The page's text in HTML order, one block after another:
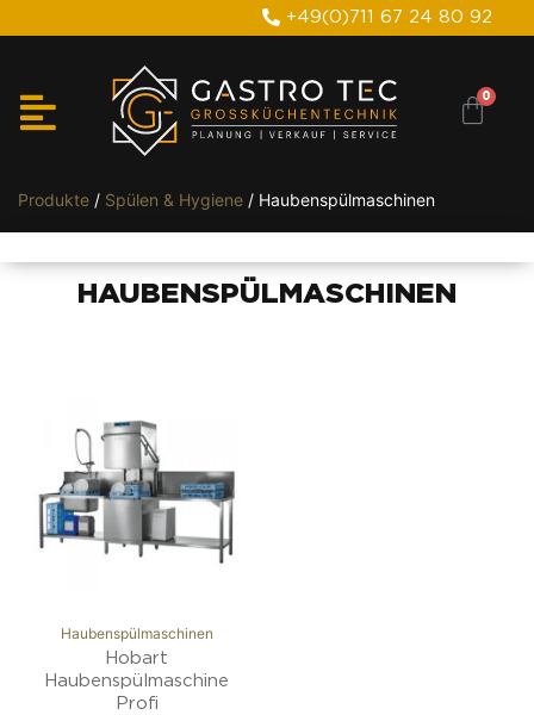
+49(0)711 67 24 80 92
Produkte / Spülen & Hygiene / Haubenspülmaschinen
HAUBENSPÜLMASCHINEN
Haubenspülmaschinen
Hobart
Haubenspülmaschine
Profi